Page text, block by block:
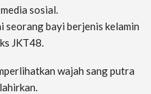
sosial.
seorang bayi berjenis kelamin
JKT48.
wajah sang putra